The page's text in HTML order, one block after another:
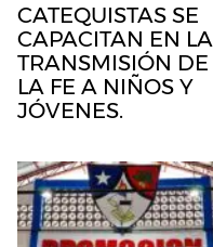
CATEQUISTAS SE
CAPACITAN EN LA
TRANSMISIÓN DE
LA FE A NIÑOS Y
JÓVENES.